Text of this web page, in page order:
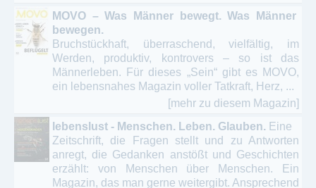
MOVO – Was Männer bewegt. Was Männer
bewegen.
Bruchstückhaft, überraschend, vielfältig, im
Werden, produktiv, kontrovers – so ist das
Männerleben. Für dieses „Sein“ gibt es MOVO,
ein lebensnahes Magazin voller Tatkraft, Herz, ...
[mehr zu diesem Magazin]
lebenslust - Menschen. Leben. Glauben. Eine
Zeitschrift, die Fragen stellt und zu Antworten
anregt, die Gedanken anstößt und Geschichten
erzählt: von Menschen über Menschen. Ein
Magazin, das man gerne weitergibt. Ansprechend